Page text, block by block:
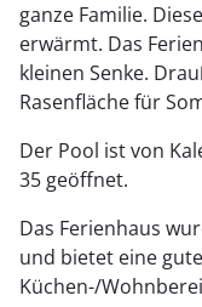
ganze Familie.
erwärmt. Das
kleinen Senke.
Rasenfläche für
Der Pool ist von
35 geöffnet.
Das Ferienhaus
und bietet eine
Küchen-/